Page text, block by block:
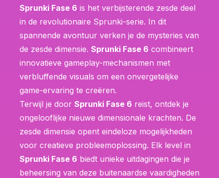
Sprunki Fase 6 is het verbijsterende zesde deel
in de revolutionaire Sprunki-serie. In dit
spannende avontuur verken je de mysteries van
de zesde dimensie. Sprunki Fase 6 combineert
innovatieve gameplay-mechanismen met
verbluffende visuals om een onvergetelijke
game-ervaring te creëren.
Terwijl je door Sprunki Fase 6 reist, ontdek je
ongelooflijke nieuwe dimensionale krachten. De
zesde dimensie opent eindeloze mogelijkheden
voor creatieve probleemoplossing. Elk level in
Sprunki Fase 6 biedt unieke uitdagingen die je
beheersing van deze buitenaardse vaardigheden